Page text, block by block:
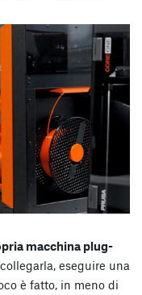
macchina plug-
eseguire una
è fatto, in meno di